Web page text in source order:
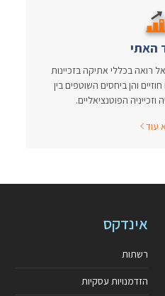
האתי
רואה בכללי אתיקה בזכיינות
והן ביחסים השוטפים בין
וזכייניה הפוטנציאליים.
עוד
אינדקס
רשתות
הזדמנויות עסקיות